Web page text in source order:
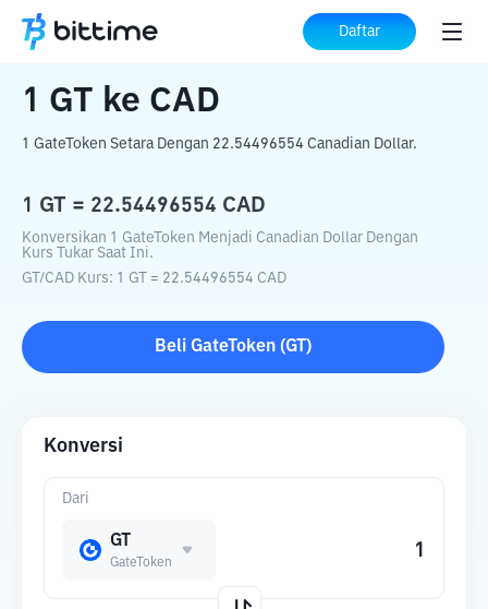
Daftar
Beranda Konverter Kripto CAD
1 GT ke CAD
1 GateToken Setara Dengan 22.54496554 Canadian Dollar.
1 GT = 22.54496554 CAD
Konversikan 1 GateToken Menjadi Canadian Dollar Dengan
Kurs Tukar Saat Ini.
GT /CAD Kurs: 1 GT = 22.54496554 CAD
Beli GateToken (GT )
Konversi
Dari
GT
GateToken